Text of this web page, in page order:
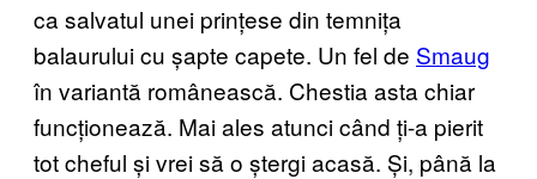
ca salvatul unei prințese din temnița
balaurului cu șapte capete. Un fel de Smaug
în variantă românească. Chestia asta chiar
funcționează. Mai ales atunci când ți-a pierit
tot cheful și vrei să o ștergi acasă. Și, până la